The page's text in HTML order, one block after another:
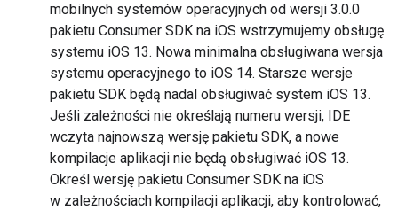
mobilnych systemów operacyjnych od wersji 3.0.0
pakietu Consumer SDK na iOS wstrzymujemy obsługę
systemu iOS 13. Nowa minimalna obsługiwana wersja
systemu operacyjnego to iOS 14. Starsze wersje
pakietu SDK będą nadal obsługiwać system iOS 13.
Jeśli zależności nie określają numeru wersji, IDE
wczyta najnowszą wersję pakietu SDK, a nowe
kompilacje aplikacji nie będą obsługiwać iOS 13.
Określ wersję pakietu Consumer SDK na iOS
w zależnościach kompilacji aplikacji, aby kontrolować,